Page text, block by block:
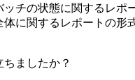
ッチの状態に関するレポ
に関するレポートの形
ましたか？